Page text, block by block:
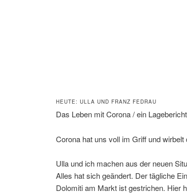
HEUTE: ULLA UND FRANZ FEDRAU
Das Leben mit Corona / ein
Corona hat uns voll im Griff und
Ulla und ich machen aus der neuen
Alles hat sich geändert. Der tägliche
Dolomiti am Markt ist gestrichen. Hier